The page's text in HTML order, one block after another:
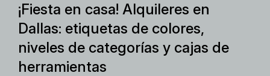
¡Fiesta en casa! Alquileres en
Dallas: etiquetas de colores,
niveles de categorías y cajas de
herramientas